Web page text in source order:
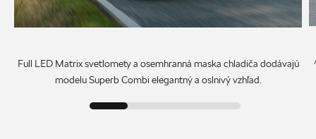
Full LED Matrix svetlomety a osemhranná maska chladiča dodávajú
modelu Superb Combi elegantný a oslnivý vzhľad.